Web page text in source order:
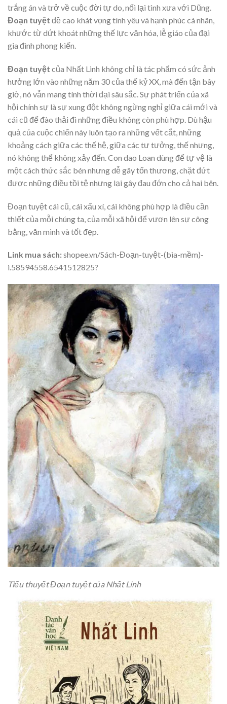
trắng án và trở về cuộc đời tự do, nối lại tình xưa với Dũng.
Đoạn tuyệt đề cao khát vọng tình yêu và hạnh phúc cá nhân,
khước từ dứt khoát những thế lực văn hóa, lễ giáo của đại
gia đình phong kiến.
Đoạn tuyệt của Nhất Linh không chỉ là tác phẩm có sức ảnh
hưởng lớn vào những năm 30 của thế kỷ XX, mà đến tận bây
giờ, nó vẫn mang tính thời đại sâu sắc. Sự phát triển của xã
hội chính sự là sự xung đột không ngừng nghỉ giữa cái mới và
cái cũ để đào thải đi những điều không còn phù hợp. Dù hậu
quả của cuộc chiến này luôn tạo ra những vết cắt, những
khoảng cách giữa các thế hệ, giữa các tư tưởng, thế nhưng,
nó không thể không xảy đến. Con dao Loan dùng để tự vệ là
một cách thức sắc bén nhưng dễ gây tổn thương, chặt đứt
được những điều tồi tệ nhưng lại gây đau đớn cho cả hai bên.
Đoạn tuyệt cái cũ, cái xấu xí, cái không phù hợp là điều cần
thiết của mỗi chúng ta, của mỗi xã hội để vươn lên sự công
bằng, văn minh và tốt đẹp.
Link mua sách:shopee.vn/Sách-Đoạn-tuyệt-(bìa-mềm)-
i.58594558.6541512825?
Tiểu thuyết Đoạn tuyệt của Nhất Linh